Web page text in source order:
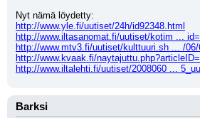
Nyt nämä löydetty:
http://www.yle.fi/uutiset/24h/id92348.html
http://www.iltasanomat.fi/uutiset/kotim ...
http://www.mtv3.fi/uutiset/kulttuuri.sh ... /06/
http://www.kvaak.fi/
http://www.iltalehti.fi/uutiset/2008060 ...
Barksi